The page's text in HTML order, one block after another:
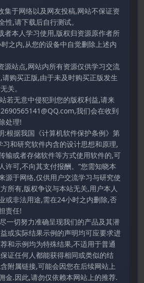
集于网络以及网友投稿,网站不保证资
性,请下载后自行测试。
者本人学习使用,版权归资源原作者所
之内,从您的设备中自觉删除上述内
源站点,网站内所有资源仅供学习交流
购买正版,由于未及时购买正版发生
关。
若无意中侵犯到您的版权利益,请来
我们会在收到
处理!
:根据我国《计算机软件保护条例》第
习和研究软件内含的设计思想和原理,
输或者存储软件等方式使用软件的,可
许可,不向其支付报酬。”您需知晓本
源于网络,仅供用户交流学习与研究使
所有,版权争议与本站无关,用户本人
或非法用途,需在24小时之内删除,否
责任!
一切努力准确呈现我们的产品及其潜
或实际结果示例的声明均可应要求进
和示例均为特殊结果,不适用于普通
证任何人都能获得相同或类似的结
附属链接,可能会因您在后续网站上
金.因此,请勿仅依赖本网站上的推荐.